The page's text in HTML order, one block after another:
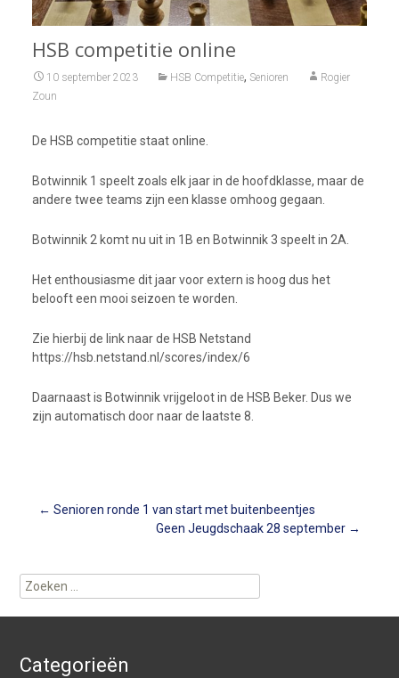
HSB competitie online
10 september 2023 HSB Competitie, Senioren
Rogier
Zoun
De HSB competitie staat online.
Botwinnik 1 speelt zoals elk jaar in de hoofdklasse, maar de
andere twee teams zijn een klasse omhoog gegaan.
Botwinnik 2 komt nu uit in 1B en Botwinnik 3 speelt in 2A.
Het enthousiasme dit jaar voor extern is hoog dus het
belooft een mooi seizoen te worden.
Zie hierbij de link naar de HSB Netstand
https://hsb.netstand.nl/scores/index/6
Daarnaast is Botwinnik vrijgeloot in de HSB Beker. Dus we
zijn automatisch door naar de laatste 8.
Berichtnavigatie
← Senioren ronde 1 van start met buitenbeentjes
Geen Jeugdschaak 28 september →
Zoeken
naar:
Categorieën